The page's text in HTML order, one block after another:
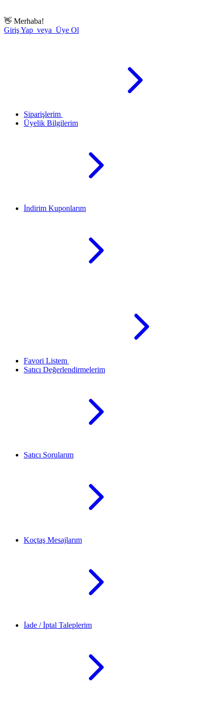
👋 Merhaba!
Giriş Yap veya Üye Ol
Siparişlerim
Üyelik Bilgilerim
İndirim Kuponlarım
Favori Listem
Satıcı Değerlendirmelerim
Satıcı Sorularım
Koçtaş Mesajlarım
İade / İptal Taleplerim